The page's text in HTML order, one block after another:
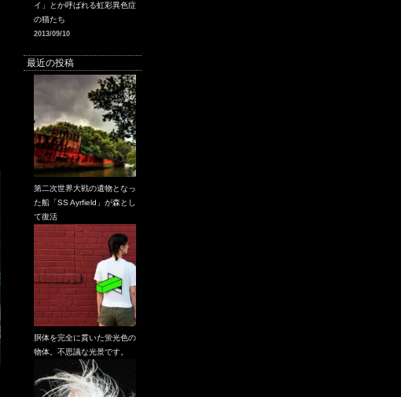
イ」とか呼ばれる虹彩異色症
の猫たち
2013/09/10
最近の投稿
第二次世界大戦の遺物となっ
た船「SS Ayrfield」が森とし
て復活
胴体を完全に貫いた蛍光色の
物体。不思議な光景です。